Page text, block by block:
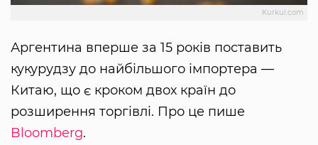
Kurkul.com
Аргентина вперше за 15 років поставить
кукурудзу до найбільшого імпортера —
Китаю, що є кроком двох країн до
розширення торгівлі. Про це пише
Bloomberg.